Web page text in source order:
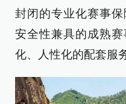
封闭的专业化赛事
安全性兼具的成熟
化、人性化的配套服